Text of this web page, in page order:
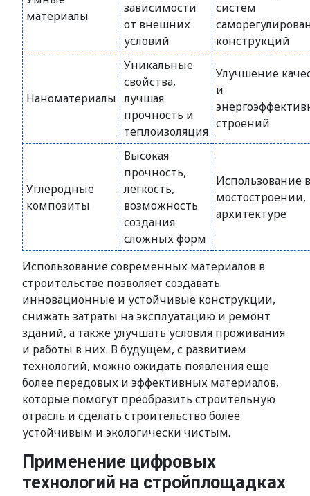
материалы
зависимости
от внешних
условий
систем
конструкций
Наноматериалы
Уникальные
свойства,
лучшая
прочность и
теплоизоляция
Улучшение
и
строений
Углеродные
композиты
Высокая
прочность,
легкость,
возможность
создания
сложных форм
Использование в
мостостроении,
архитектуре
Использование современных материалов в
строительстве позволяет создавать
инновационные и устойчивые конструкции,
снижать затраты на эксплуатацию и ремонт
зданий, а также улучшать условия проживания
и работы в них. В будущем, с развитием
технологий, можно ожидать появления еще
более передовых и эффективных материалов,
которые помогут преобразить строительную
отрасль и сделать строительство более
устойчивым и экологически чистым.
Применение цифровых
технологий на стройплощадках